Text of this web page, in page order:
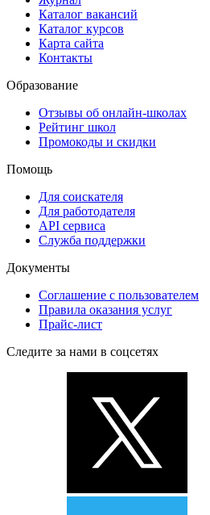
Каталог вакансий
Каталог курсов
Карта сайта
Контакты
Образование
Отзывы об онлайн-школах
Рейтинг школ
Промокоды и скидки
Помощь
Для соискателя
Для работодателя
API сервиса
Служба поддержки
Документы
Соглашение с пользователем
Правила оказания услуг
Прайс-лист
Следите за нами в соцсетях